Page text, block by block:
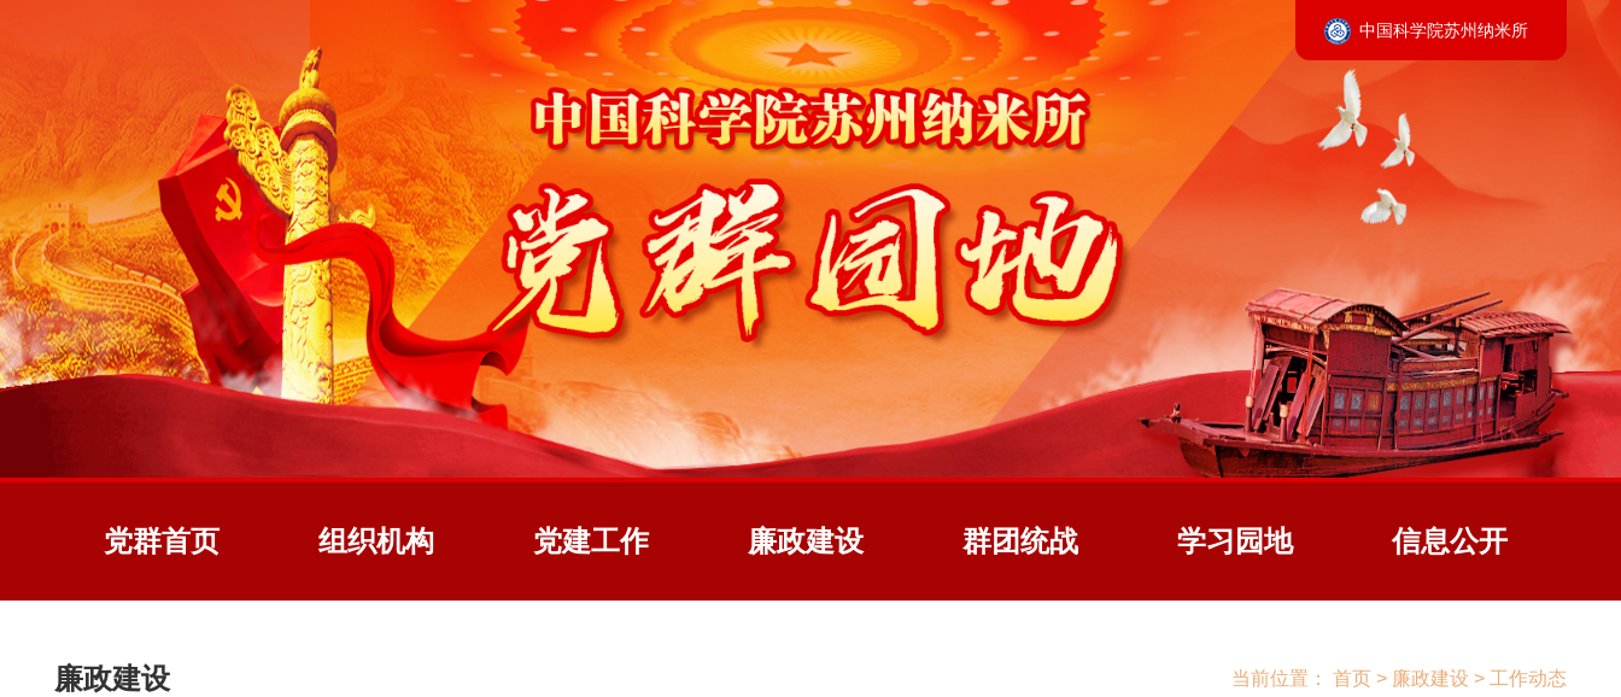
中国科学院苏州纳米所
党群首页 组织机构 党建工作 廉政建设 群团统战 学习园地 信息公开
廉政建设 当前位置： 首页 > 廉政建设 > 工作动态